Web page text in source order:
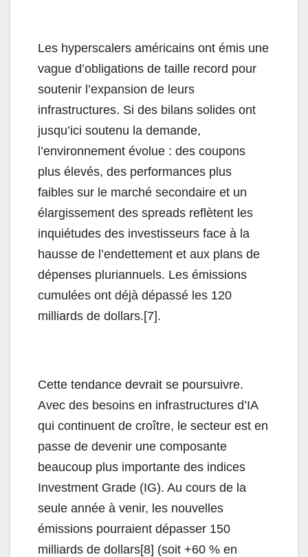
Les hyperscalers américains ont émis une
vague d’obligations de taille record pour
soutenir l’expansion de leurs
infrastructures. Si des bilans solides ont
jusqu’ici soutenu la demande,
l’environnement évolue : des coupons
plus élevés, des performances plus
faibles sur le marché secondaire et un
élargissement des spreads reflètent les
inquiétudes des investisseurs face à la
hausse de l’endettement et aux plans de
dépenses pluriannuels. Les émissions
cumulées ont déjà dépassé les 120
milliards de dollars.[7].
Cette tendance devrait se poursuivre.
Avec des besoins en infrastructures d’IA
qui continuent de croître, le secteur est en
passe de devenir une composante
beaucoup plus importante des indices
Investment Grade (IG). Au cours de la
seule année à venir, les nouvelles
émissions pourraient dépasser 150
milliards de dollars[8] (soit +60 % en